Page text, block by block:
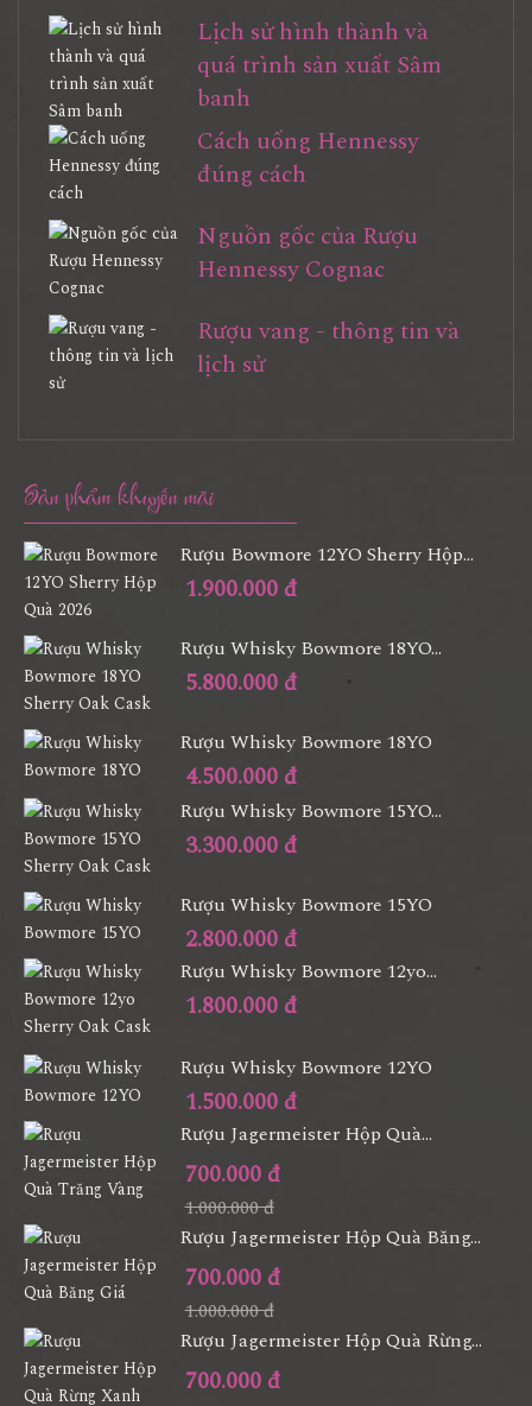
Lịch sử hình thành và
quá trình sản xuất Sâm
banh
Cách uống Hennessy
đúng cách
Nguồn gốc của Rượu
Hennessy Cognac
Rượu vang - thông tin và
lịch sử
Sản phẩm khuyến mãi
Rượu Bowmore 12YO Sherry Hộp...
1.900.000 đ
Rượu Whisky Bowmore 18YO...
5.800.000 đ
Rượu Whisky Bowmore 18YO
4.500.000 đ
Rượu Whisky Bowmore 15YO...
3.300.000 đ
Rượu Whisky Bowmore 15YO
2.800.000 đ
Rượu Whisky Bowmore 12yo...
1.800.000 đ
Rượu Whisky Bowmore 12YO
1.500.000 đ
Rượu Jagermeister Hộp Quà...
700.000 đ
1.000.000 đ
Rượu Jagermeister Hộp Quà Băng...
700.000 đ
1.000.000 đ
Rượu Jagermeister Hộp Quà Rừng...
700.000 đ